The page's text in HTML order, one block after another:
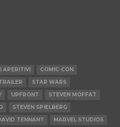
APERITIVI
COMIC-CON
STAR WARS
UPFRONT
STEVEN MOFFAT
STEVEN SPIELBERG
TENNANT
MARVEL STUDIOS